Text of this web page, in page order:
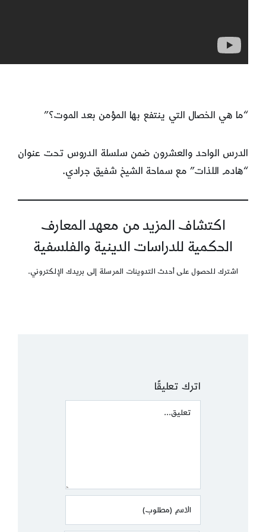
“ما هي الخصال التي ينتفع بها المؤمن بعد الموت؟”
الدرس الواحد والعشرون ضمن سلسلة الدروس تحت عنوان
“هادم اللذات” مع سماحة الشيخ شفيق جرادي.
اكتشاف المزيد من معهد المعارف
الحكمية للدراسات الدينية والفلسفية
اشترك للحصول على أحدث التدوينات المرسلة إلى بريدك الإلكتروني.
اترك تعليقًا
Comment